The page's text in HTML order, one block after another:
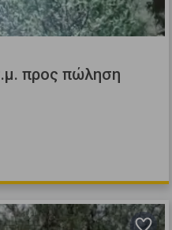
προς πώληση